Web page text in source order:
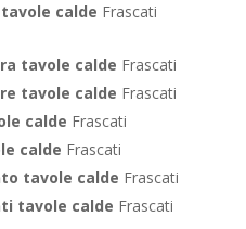
calde Frascati
tavole calde Frascati
tavole calde Frascati
calde Frascati
calde Frascati
tavole calde Frascati
tavole calde Frascati